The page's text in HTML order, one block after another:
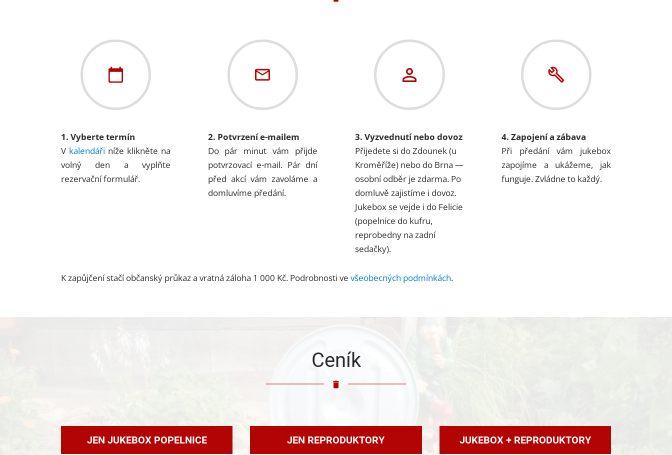
1. Vyberte termín
V kalendáři níže klikněte na
volný den a vyplňte
rezervační formulář.
2. Potvrzení e-mailem
Do pár minut vám přijde
potvrzovací e-mail. Pár dní
před akcí vám zavoláme a
domluvíme předání.
3. Vyzvednutí nebo dovoz
Přijedete si do Zdounek (u
Kroměříže) nebo do Brna —
osobní odběr je zdarma. Po
domluvě zajistíme i dovoz.
Jukebox se vejde i do Felicie
(popelnice do kufru,
reprobedny na zadní
sedačky).
4. Zapojení a zábava
Při předání vám jukebox
zapojíme a ukážeme, jak
funguje. Zvládne to každý.
K zapůjčení stačí občanský průkaz a vratná záloha 1 000 Kč. Podrobnosti ve všeobecných podmínkách.
Ceník
JEN JUKEBOX POPELNICE JEN REPRODUKTORY JUKEBOX + REPRODUKTORY